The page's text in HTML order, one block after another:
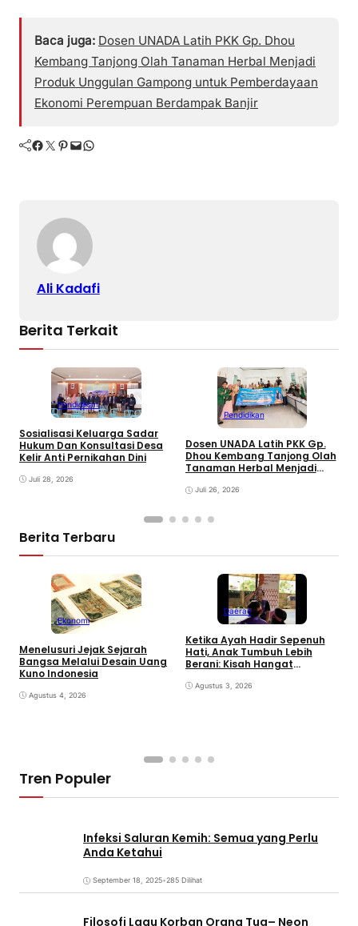
Baca juga: Dosen UNADA Latih PKK Gp. Dhou
Kembang Tanjong Olah Tanaman Herbal Menjadi
Produk Unggulan Gampong untuk Pemberdayaan
Ekonomi Perempuan Berdampak Banjir
Facebook Twitter Pinterest Mail WhatsApp
Ali Kadafi
Berita Terkait
Pendidikan
Sosialisasi Keluarga Sadar
Hukum Dan Konsultasi Desa
Kelir Anti Pernikahan Dini
Juli 28, 2026
Pendidikan
Dosen UNADA Latih PKK Gp.
Dhou Kembang Tanjong Olah
Tanaman Herbal Menjadi
untuk Pemberdayaan
Berdampak Banjir
Juli 26, 2026
Berita Terbaru
Ekonomi
Menelusuri Jejak Sejarah
Bangsa Melalui Desain Uang
Kuno Indonesia
Agustus 4, 2026
Daerah
Ketika Ayah Hadir Sepenuh
Hati, Anak Tumbuh Lebih
Berani: Kisah Hangat
Agustus 3, 2026
Tren Populer
Infeksi Saluran Kemih: Semua yang Perlu
Anda Ketahui
September 18, 2025•285 Dilihat
Filosofi Lagu Korban Orang Tua– Neon